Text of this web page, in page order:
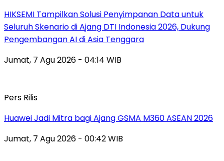
HIKSEMI Tampilkan Solusi Penyimpanan Data untuk
Seluruh Skenario di Ajang DTI Indonesia 2026, Dukung
Pengembangan AI di Asia Tenggara
Jumat, 7 Agu 2026 - 04:14 WIB
Pers Rilis
Huawei Jadi Mitra bagi Ajang GSMA M360 ASEAN 2026
Jumat, 7 Agu 2026 - 00:42 WIB